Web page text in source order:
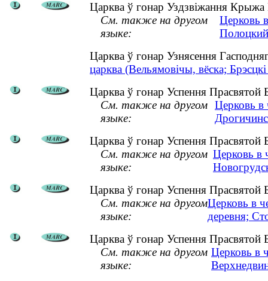
Царква ў гонар Уздзвіжання Крыжа
См. также на другом
языке:
Церковь
Царква ў гонар Узнясення
царква (Вельямовічы, вёска;
Царква ў гонар Успення Прасвятой
См. также на другом
языке:
Церковь в
Царква ў гонар Успення Прасвятой
См. также на другом
языке:
Церковь в
Царква ў гонар Успення Прасвятой
См. также на другом
языке:
Церковь в
деревня;
Царква ў гонар Успення Прасвятой
См. также на другом
языке:
Церковь в